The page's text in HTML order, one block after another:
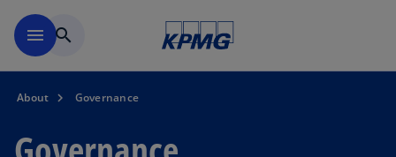
menu search
About Governance